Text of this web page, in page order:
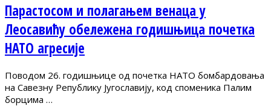
Парастосом и полагањем венаца у
Леосавићу обележена годишњица почетка
НАТО агресије
Поводом 26. годишњице од почетка НАТО бомбардовања
на Савезну Републику Југославију, код споменика Палим
борцима …